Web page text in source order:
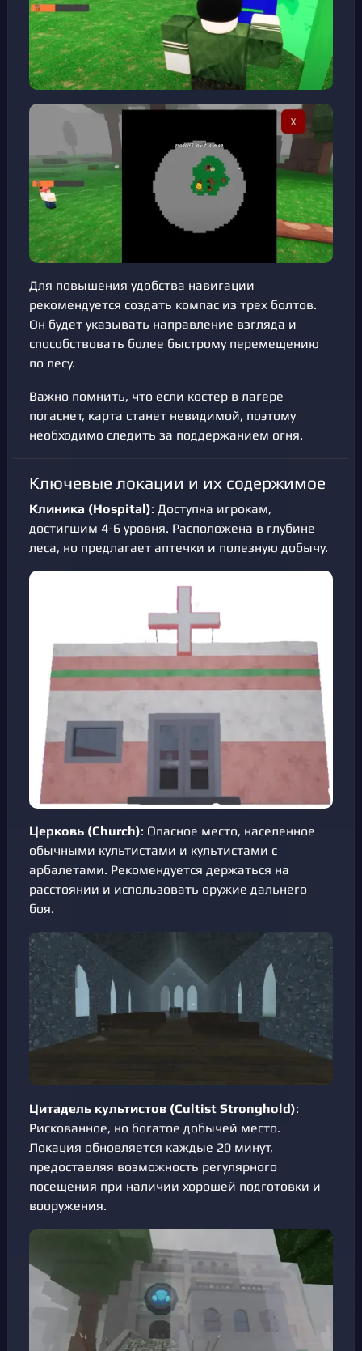
Для повышения удобства навигации
рекомендуется создать компас из трех болтов.
Он будет указывать направление взгляда и
способствовать более быстрому перемещению
по лесу.
Важно помнить, что если костер в лагере
погаснет, карта станет невидимой, поэтому
необходимо следить за поддержанием огня.
Ключевые локации и их содержимое
Клиника (Hospital): Доступна игрокам,
достигшим 4-6 уровня. Расположена в глубине
леса, но предлагает аптечки и полезную добычу.
Церковь (Church): Опасное место, населенное
обычными культистами и культистами с
арбалетами. Рекомендуется держаться на
расстоянии и использовать оружие дальнего
боя.
Цитадель культистов (Cultist Stronghold):
Рискованное, но богатое добычей место.
Локация обновляется каждые 20 минут,
предоставляя возможность регулярного
посещения при наличии хорошей подготовки и
вооружения.